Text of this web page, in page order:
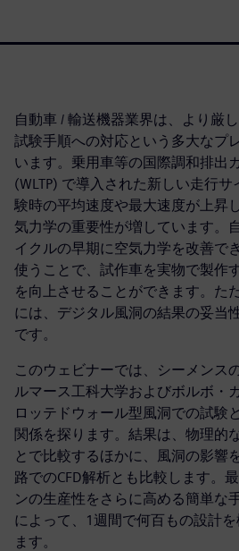
自動車 / 輸送機器業界は、より厳
試験手順への対応という多大なプ
います。乗用車等の国際調和排出
(WLTP) で導入された新しい走行サ
験時の平均速度や最大速度が上昇
気力学の重要性が増しています。
イクルの早期に空気力学を改善で
使うことで、試作車を実物で製作
を向上させることができます。た
には、デジタル風洞の結果の妥当
です。
このウェビナーでは、シーメンス
ルマース工科大学およびボルボ・
ロッテドウォール型風洞での試験
関係を探ります。結果は、物理的
とで比較するほかに、風洞の影響
路でのCFD解析とも比較します。
ンの生産性をさらに高める簡単な
によって、1週間で何百もの設計
ます。